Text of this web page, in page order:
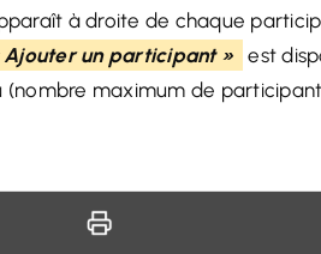
à droite de chaque
Ajouter un participant » est
maximum de